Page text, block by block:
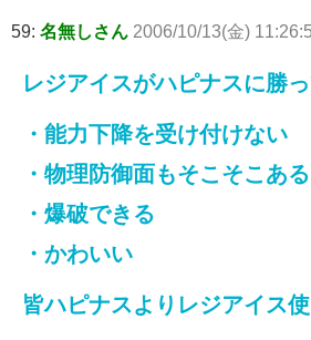
59: 名無しさん 2006/10/13(金)
レジアイスがハピナスに勝
・能力下降を受け付けない
・物理防御面もそこそこある
・爆破できる
・かわいい
皆ハピナスよりレジアイス